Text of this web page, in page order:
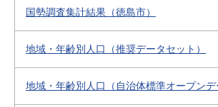
国勢調査集計結果（徳島市）
地域・年齢別人口（推奨データセット）
地域・年齢別人口（自治体標準オープンデ